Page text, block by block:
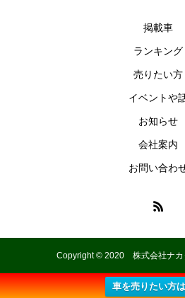
掲載車
ランキング
売りたい方
イベントや
お知らせ
会社案内
お問い合わ
Copyright © 2020 株式会社ナカ
車を売りたい方